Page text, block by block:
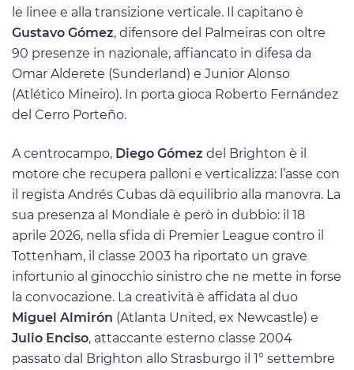
le linee e alla transizione verticale. Il capitano è
Gustavo Gómez, difensore del Palmeiras con oltre
90 presenze in nazionale, affiancato in difesa da
Omar Alderete (Sunderland) e Junior Alonso
(Atlético Mineiro). In porta gioca Roberto Fernández
del Cerro Porteño.
A centrocampo, Diego Gómez del Brighton è il
motore che recupera palloni e verticalizza: l’asse con
il regista Andrés Cubas dà equilibrio alla manovra. La
sua presenza al Mondiale è però in dubbio: il 18
aprile 2026, nella sfida di Premier League contro il
Tottenham, il classe 2003 ha riportato un grave
infortunio al ginocchio sinistro che ne mette in forse
la convocazione. La creatività è affidata al duo
Miguel Almirón (Atlanta United, ex Newcastle) e
Julio Enciso, attaccante esterno classe 2004
passato dal Brighton allo Strasburgo il 1° settembre